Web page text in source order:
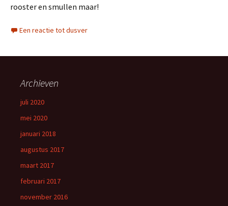
rooster en smullen maar!
Een reactie tot dusver
Archieven
juli 2020
mei 2020
januari 2018
augustus 2017
maart 2017
februari 2017
november 2016